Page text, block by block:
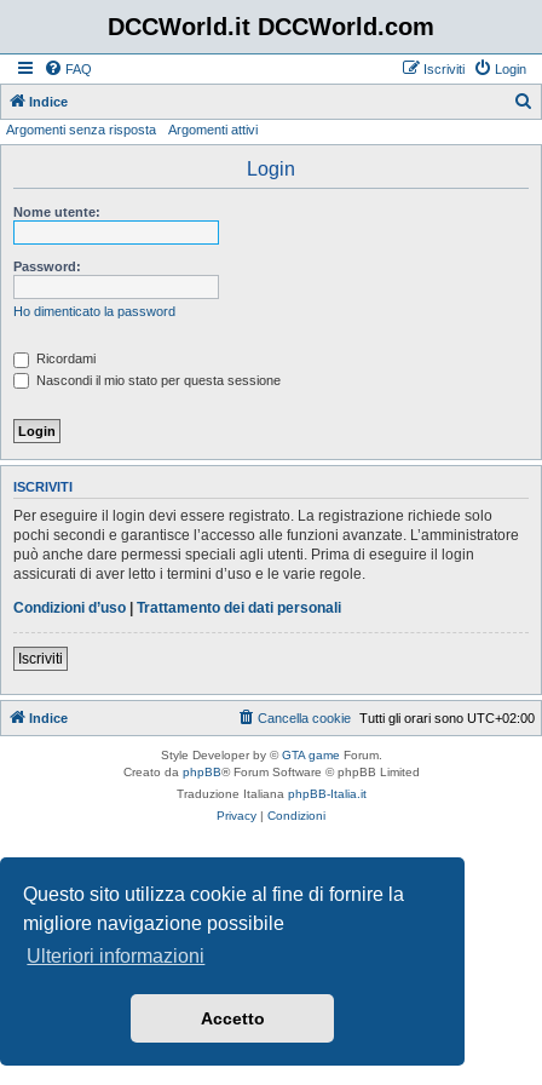
Questo sito utilizza cookie al fine di fornire la
migliore navigazione possibile
Ulteriori informazioni
Accetto
DCCWorld.it DCCWorld.com
FAQ Login
Iscriviti
Indice
Argomenti senza risposta Argomenti attivi
Login
Nome utente:
Password:
Ho dimenticato la password
Ricordami
Nascondi il mio stato per questa sessione
ISCRIVITI
Per eseguire il login devi essere registrato. La registrazione richiede solo
pochi secondi e garantisce l’accesso alle funzioni avanzate. L’amministratore
può anche dare permessi speciali agli utenti. Prima di eseguire il login
assicurati di aver letto i termini d’uso e le varie regole.
Condizioni d’uso | Trattamento dei dati personali
Iscriviti
Indice Tutti gli orari sono UTC+02:00
Cancella cookie
Style Developer by ©GTA game Forum.
Creato da phpBB® Forum Software © phpBB Limited
Traduzione Italiana phpBB-Italia.it
Privacy | Condizioni